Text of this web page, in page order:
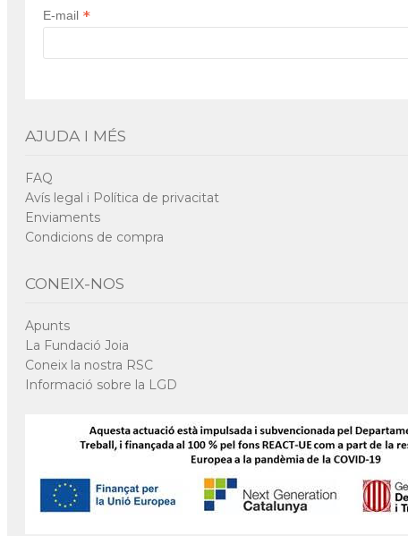
E-mail *
AJUDA I MÉS
FAQ
Avís legal i Política de privacitat
Enviaments
Condicions de compra
CONEIX-NOS
Apunts
La Fundació Joia
Coneix la nostra RSC
Informació sobre la LGD